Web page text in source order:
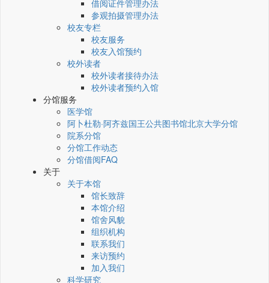
借阅证件管理办法
参观拍摄管理办法
校友专栏
校友服务
校友入馆预约
校外读者
校外读者接待办法
校外读者预约入馆
分馆服务
医学馆
阿卜杜勒·阿齐兹国王公共图书馆北京大学分馆
院系分馆
分馆工作动态
分馆借阅FAQ
关于
关于本馆
馆长致辞
本馆介绍
馆舍风貌
组织机构
联系我们
来访预约
加入我们
科学研究